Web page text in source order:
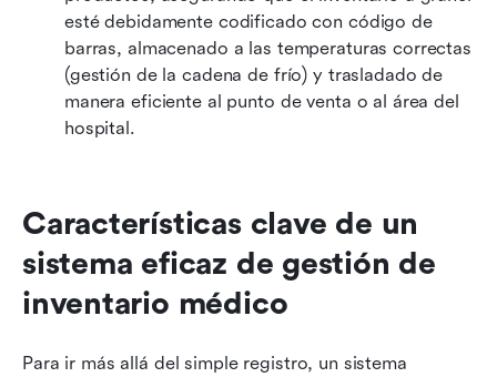
esté debidamente codificado con código de
barras, almacenado a las temperaturas correctas
(gestión de la cadena de frío) y trasladado de
manera eficiente al punto de venta o al área del
hospital.
Características clave de un
sistema eficaz de gestión de
inventario médico
Para ir más allá del simple registro, un sistema